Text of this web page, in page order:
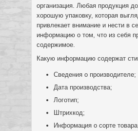
организация. Любая продукция
хорошую упаковку, которая
привлекает внимание и нести в
информацию о том, что из себя
содержимое.
Какую информацию содержат
Сведения о производителе;
Дата производства;
Логотип;
Штрихкод;
Информация о сорте